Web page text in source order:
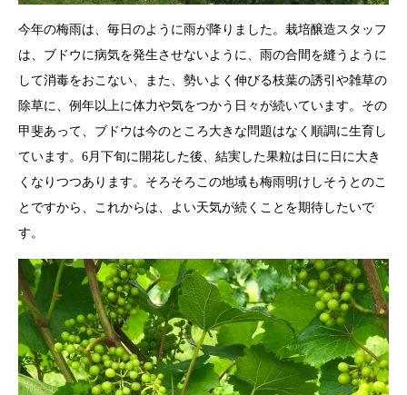
今年の梅雨は、毎日のように雨が降りました。栽培醸造スタッフ
は、ブドウに病気を発生させないように、雨の合間を縫うように
して消毒をおこない、また、勢いよく伸びる枝葉の誘引や雑草の
除草に、例年以上に体力や気をつかう日々が続いています。その
甲斐あって、ブドウは今のところ大きな問題はなく順調に生育し
ています。 6月下旬に開花した後、結実した果粒は日に日に大き
くなりつつあります。そろそろこの地域も梅雨明けしそうとのこ
とですから、これからは、よい天気が続くことを期待したいで
す。